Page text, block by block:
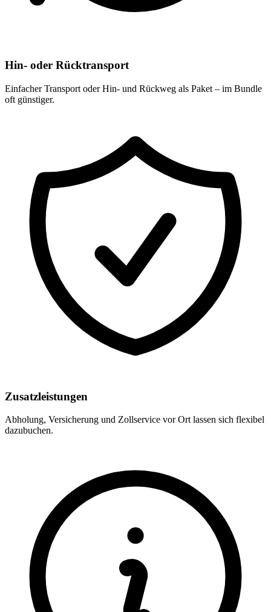
Hin- oder Rücktransport
Einfacher Transport oder Hin- und Rückweg als Paket – im Bundle
oft günstiger.
Zusatzleistungen
Abholung, Versicherung und Zollservice vor Ort lassen sich flexibel
dazubuchen.